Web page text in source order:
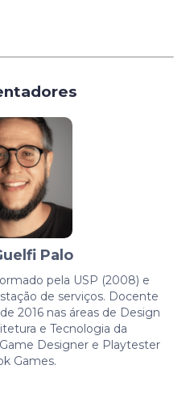
Palo
pela USP (2008) e
de serviços. Docente
2016 nas áreas de Design
e Tecnologia da
Designer e Playtester
Games.